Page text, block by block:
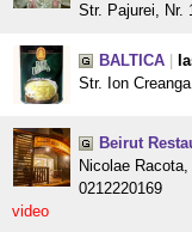
Str. Pajurei, Nr.
BALTICA
Str. Ion
Beirut
Nicolae
0212220169
video